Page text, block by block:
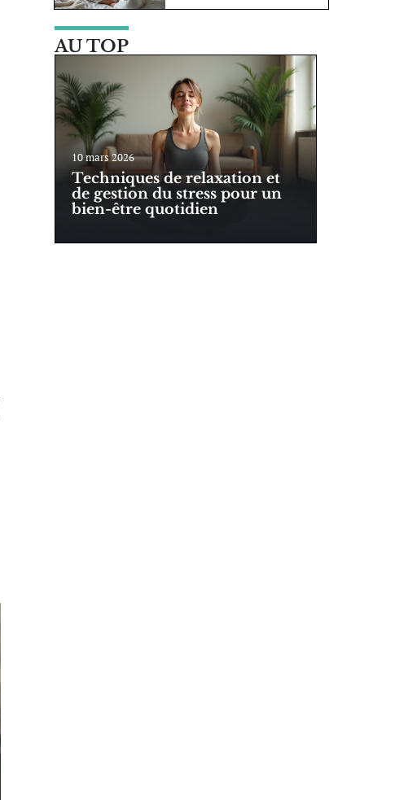
AU TOP
10 mars 2026
Techniques de relaxation et
de gestion du stress pour un
bien-être quotidien